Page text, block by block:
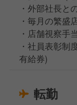
・外部社長と
・毎月の繁盛
・店舗視察手
・社員表彰制
有給券)
転勤